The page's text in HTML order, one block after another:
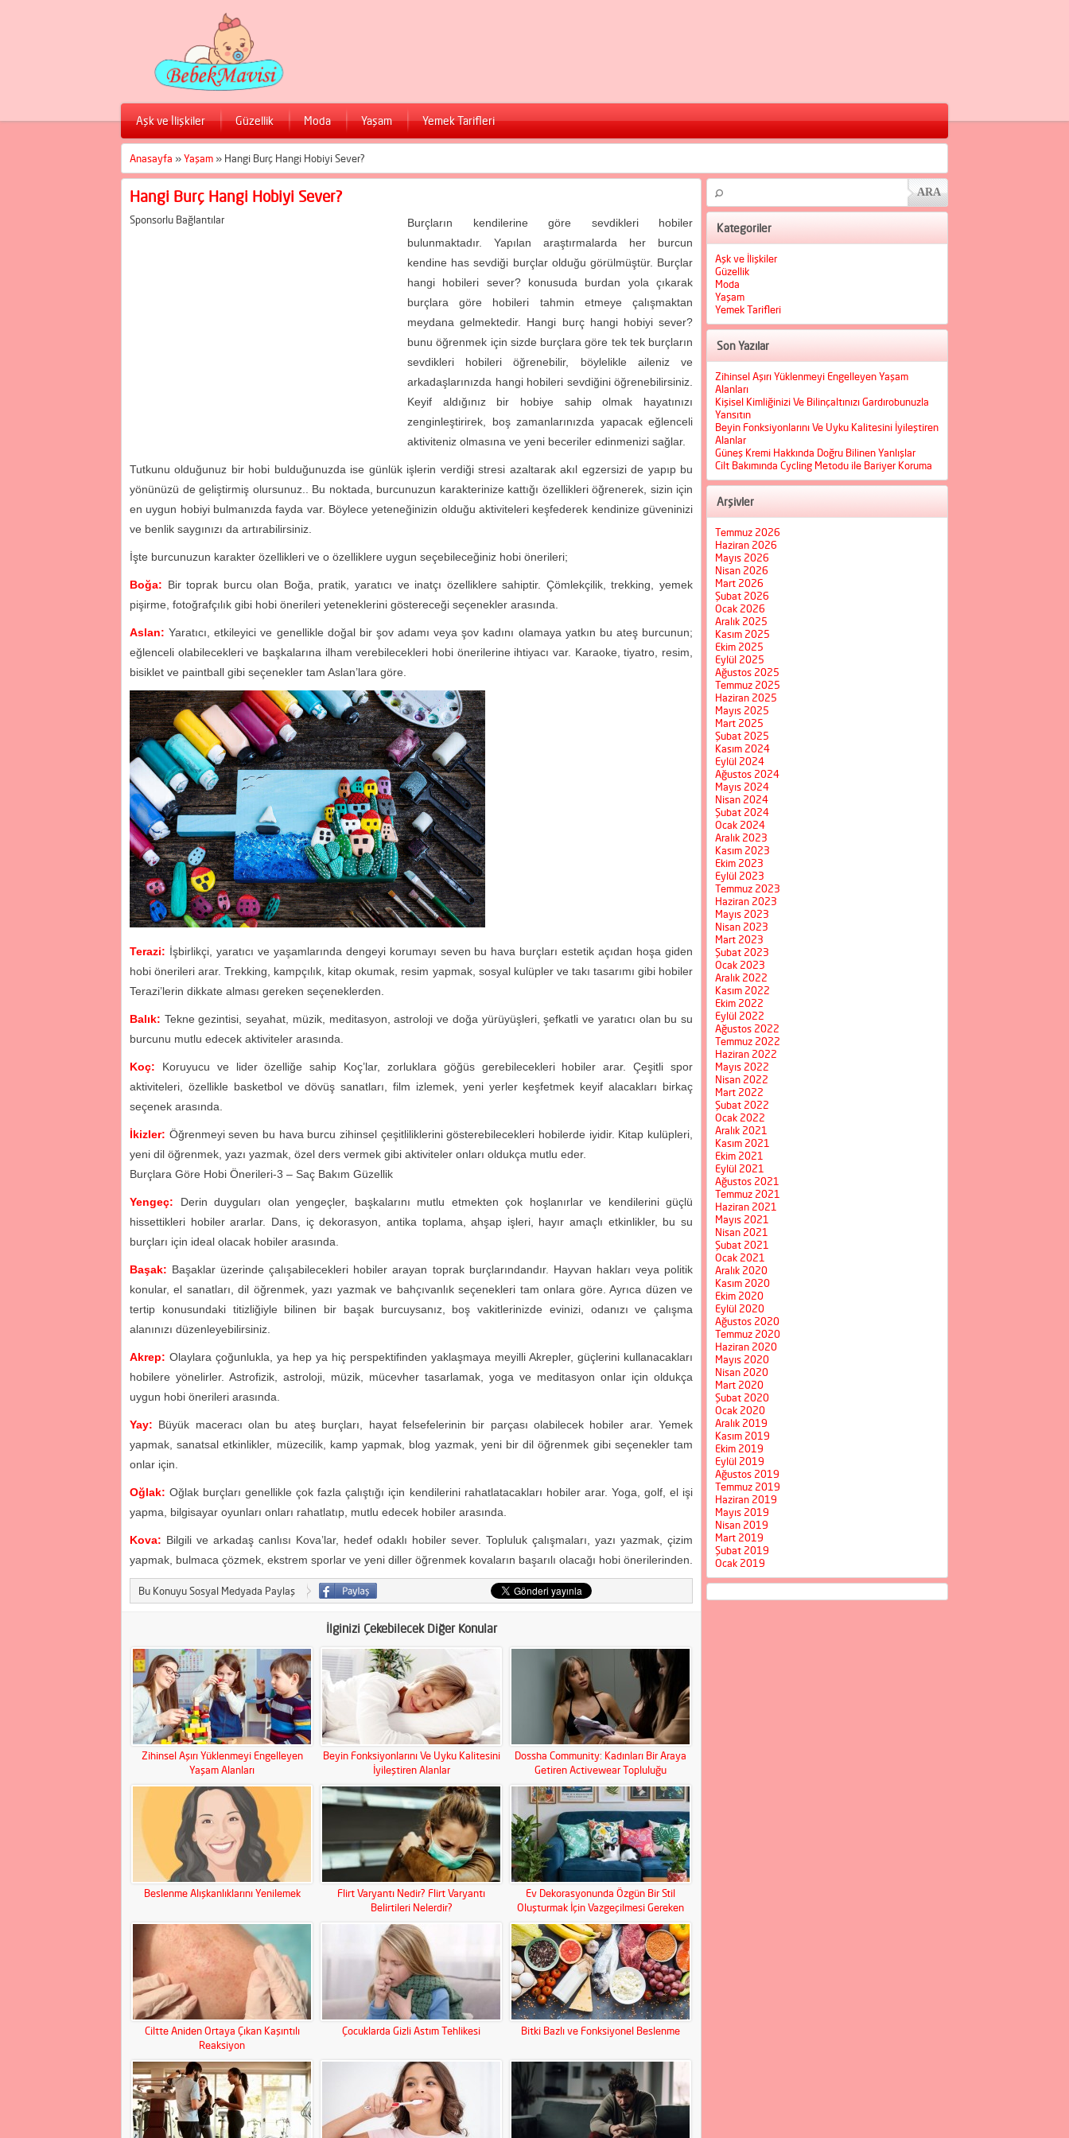
Aşk ve İlişkiler Güzellik Moda Yaşam Yemek Tarifleri
Anasayfa »Yaşam » Hangi Burç Hangi Hobiyi Sever?
Hangi Burç Hangi Hobiyi Sever?
Sponsorlu Bağlantılar
Burçların kendilerine göre sevdikleri hobiler
bulunmaktadır. Yapılan araştırmalarda her burcun
kendine has sevdiği burçlar olduğu görülmüştür. Burçlar
hangi hobileri sever? konusuda burdan yola çıkarak
burçlara göre hobileri tahmin etmeye çalışmaktan
meydana gelmektedir. Hangi burç hangi hobiyi sever?
bunu öğrenmek için sizde burçlara göre tek tek burçların
sevdikleri hobileri öğrenebilir, böylelikle aileniz ve
arkadaşlarınızda hangi hobileri sevdiğini öğrenebilirsiniz.
Keyif aldığınız bir hobiye sahip olmak hayatınızı
zenginleştirirek, boş zamanlarınızda yapacak eğlenceli
aktiviteniz olmasına ve yeni beceriler edinmenizi sağlar.
Tutkunu olduğunuz bir hobi bulduğunuzda ise günlük işlerin verdiği stresi azaltarak akıl egzersizi de yapıp bu
yönünüzü de geliştirmiş olursunuz.. Bu noktada, burcunuzun karakterinize kattığı özellikleri öğrenerek, sizin için
en uygun hobiyi bulmanızda fayda var. Böylece yeteneğinizin olduğu aktiviteleri keşfederek kendinize güveninizi
ve benlik saygınızı da artırabilirsiniz.
İşte burcunuzun karakter özellikleri ve o özelliklere uygun seçebileceğiniz hobi önerileri;
Boğa: Bir toprak burcu olan Boğa, pratik, yaratıcı ve inatçı özelliklere sahiptir. Çömlekçilik, trekking, yemek
pişirme, fotoğrafçılık gibi hobi önerileri yeteneklerini göstereceği seçenekler arasında.
Aslan: Yaratıcı, etkileyici ve genellikle doğal bir şov adamı veya şov kadını olamaya yatkın bu ateş burcunun;
eğlenceli olabilecekleri ve başkalarına ilham verebilecekleri hobi önerilerine ihtiyacı var. Karaoke, tiyatro, resim,
bisiklet ve paintball gibi seçenekler tam Aslan’lara göre.
Terazi: İşbirlikçi, yaratıcı ve yaşamlarında dengeyi korumayı seven bu hava burçları estetik açıdan hoşa giden
hobi önerileri arar. Trekking, kampçılık, kitap okumak, resim yapmak, sosyal kulüpler ve takı tasarımı gibi hobiler
Terazi’lerin dikkate alması gereken seçeneklerden.
Balık: Tekne gezintisi, seyahat, müzik, meditasyon, astroloji ve doğa yürüyüşleri, şefkatli ve yaratıcı olan bu su
burcunu mutlu edecek aktiviteler arasında.
Koç: Koruyucu ve lider özelliğe sahip Koç’lar, zorluklara göğüs gerebilecekleri hobiler arar. Çeşitli spor
aktiviteleri, özellikle basketbol ve dövüş sanatları, film izlemek, yeni yerler keşfetmek keyif alacakları birkaç
seçenek arasında.
İkizler: Öğrenmeyi seven bu hava burcu zihinsel çeşitliliklerini gösterebilecekleri hobilerde iyidir. Kitap kulüpleri,
yeni dil öğrenmek, yazı yazmak, özel ders vermek gibi aktiviteler onları oldukça mutlu eder.
Burçlara Göre Hobi Önerileri-3 – Saç Bakım Güzellik
Yengeç: Derin duyguları olan yengeçler, başkalarını mutlu etmekten çok hoşlanırlar ve kendilerini güçlü
hissettikleri hobiler ararlar. Dans, iç dekorasyon, antika toplama, ahşap işleri, hayır amaçlı etkinlikler, bu su
burçları için ideal olacak hobiler arasında.
Başak: Başaklar üzerinde çalışabilecekleri hobiler arayan toprak burçlarındandır. Hayvan hakları veya politik
konular, el sanatları, dil öğrenmek, yazı yazmak ve bahçıvanlık seçenekleri tam onlara göre. Ayrıca düzen ve
tertip konusundaki titizliğiyle bilinen bir başak burcuysanız, boş vakitlerinizde evinizi, odanızı ve çalışma
alanınızı düzenleyebilirsiniz.
Akrep: Olaylara çoğunlukla, ya hep ya hiç perspektifinden yaklaşmaya meyilli Akrepler, güçlerini kullanacakları
hobilere yönelirler. Astrofizik, astroloji, müzik, mücevher tasarlamak, yoga ve meditasyon onlar için oldukça
uygun hobi önerileri arasında.
Yay: Büyük maceracı olan bu ateş burçları, hayat felsefelerinin bir parçası olabilecek hobiler arar. Yemek
yapmak, sanatsal etkinlikler, müzecilik, kamp yapmak, blog yazmak, yeni bir dil öğrenmek gibi seçenekler tam
onlar için.
Oğlak: Oğlak burçları genellikle çok fazla çalıştığı için kendilerini rahatlatacakları hobiler arar. Yoga, golf, el işi
yapma, bilgisayar oyunları onları rahatlatıp, mutlu edecek hobiler arasında.
Kova: Bilgili ve arkadaş canlısı Kova’lar, hedef odaklı hobiler sever. Topluluk çalışmaları, yazı yazmak, çizim
yapmak, bulmaca çözmek, ekstrem sporlar ve yeni diller öğrenmek kovaların başarılı olacağı hobi önerilerinden.
Bu Konuyu Sosyal Medyada Paylaş
İlginizi Çekebilecek Diğer Konular
Zihinsel Aşırı Yüklenmeyi Engelleyen
Yaşam Alanları
Beyin Fonksiyonlarını Ve Uyku Kalitesini
İyileştiren Alanlar
Dossha Community: Kadınları Bir Araya
Getiren Activewear Topluluğu
Beslenme Alışkanlıklarını Yenilemek
Flirt Varyantı Nedir? Flirt Varyantı
Belirtileri Nelerdir?
Ev Dekorasyonunda Özgün Bir Stil
Oluşturmak İçin Vazgeçilmesi Gereken
Parçalar
Ciltte Aniden Ortaya Çıkan Kaşıntılı
Reaksiyon
Çocuklarda Gizli Astım Tehlikesi Bitki Bazlı ve Fonksiyonel Beslenme
Kategoriler
Aşk ve İlişkiler
Güzellik
Moda
Yaşam
Yemek Tarifleri
Son Yazılar
Zihinsel Aşırı Yüklenmeyi Engelleyen Yaşam
Alanları
Kişisel Kimliğinizi Ve Bilinçaltınızı Gardırobunuzla
Yansıtın
Beyin Fonksiyonlarını Ve Uyku Kalitesini İyileştiren
Alanlar
Güneş Kremi Hakkında Doğru Bilinen Yanlışlar
Cilt Bakımında Cycling Metodu ile Bariyer Koruma
Arşivler
Temmuz 2026
Haziran 2026
Mayıs 2026
Nisan 2026
Mart 2026
Şubat 2026
Ocak 2026
Aralık 2025
Kasım 2025
Ekim 2025
Eylül 2025
Ağustos 2025
Temmuz 2025
Haziran 2025
Mayıs 2025
Mart 2025
Şubat 2025
Kasım 2024
Eylül 2024
Ağustos 2024
Mayıs 2024
Nisan 2024
Şubat 2024
Ocak 2024
Aralık 2023
Kasım 2023
Ekim 2023
Eylül 2023
Temmuz 2023
Haziran 2023
Mayıs 2023
Nisan 2023
Mart 2023
Şubat 2023
Ocak 2023
Aralık 2022
Kasım 2022
Ekim 2022
Eylül 2022
Ağustos 2022
Temmuz 2022
Haziran 2022
Mayıs 2022
Nisan 2022
Mart 2022
Şubat 2022
Ocak 2022
Aralık 2021
Kasım 2021
Ekim 2021
Eylül 2021
Ağustos 2021
Temmuz 2021
Haziran 2021
Mayıs 2021
Nisan 2021
Şubat 2021
Ocak 2021
Aralık 2020
Kasım 2020
Ekim 2020
Eylül 2020
Ağustos 2020
Temmuz 2020
Haziran 2020
Mayıs 2020
Nisan 2020
Mart 2020
Şubat 2020
Ocak 2020
Aralık 2019
Kasım 2019
Ekim 2019
Eylül 2019
Ağustos 2019
Temmuz 2019
Haziran 2019
Mayıs 2019
Nisan 2019
Mart 2019
Şubat 2019
Ocak 2019